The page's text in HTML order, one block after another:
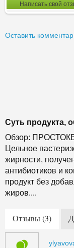
Написать свой
Оставить
Суть продукта,
Обзор:
Цельное
жирности,
антибиотиков и
продукт без
жиров....
Отзывы (3)